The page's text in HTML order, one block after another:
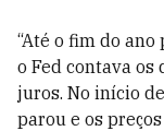
“Até o fim do
o Fed contava os
juros. No início
parou e os